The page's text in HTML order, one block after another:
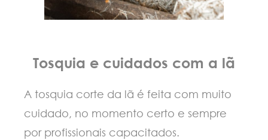
Tosquia e cuidados com a l
A tosquia corte da lã é feita com muito
cuidado, no momento certo e sempre
por profissionais capacitados.